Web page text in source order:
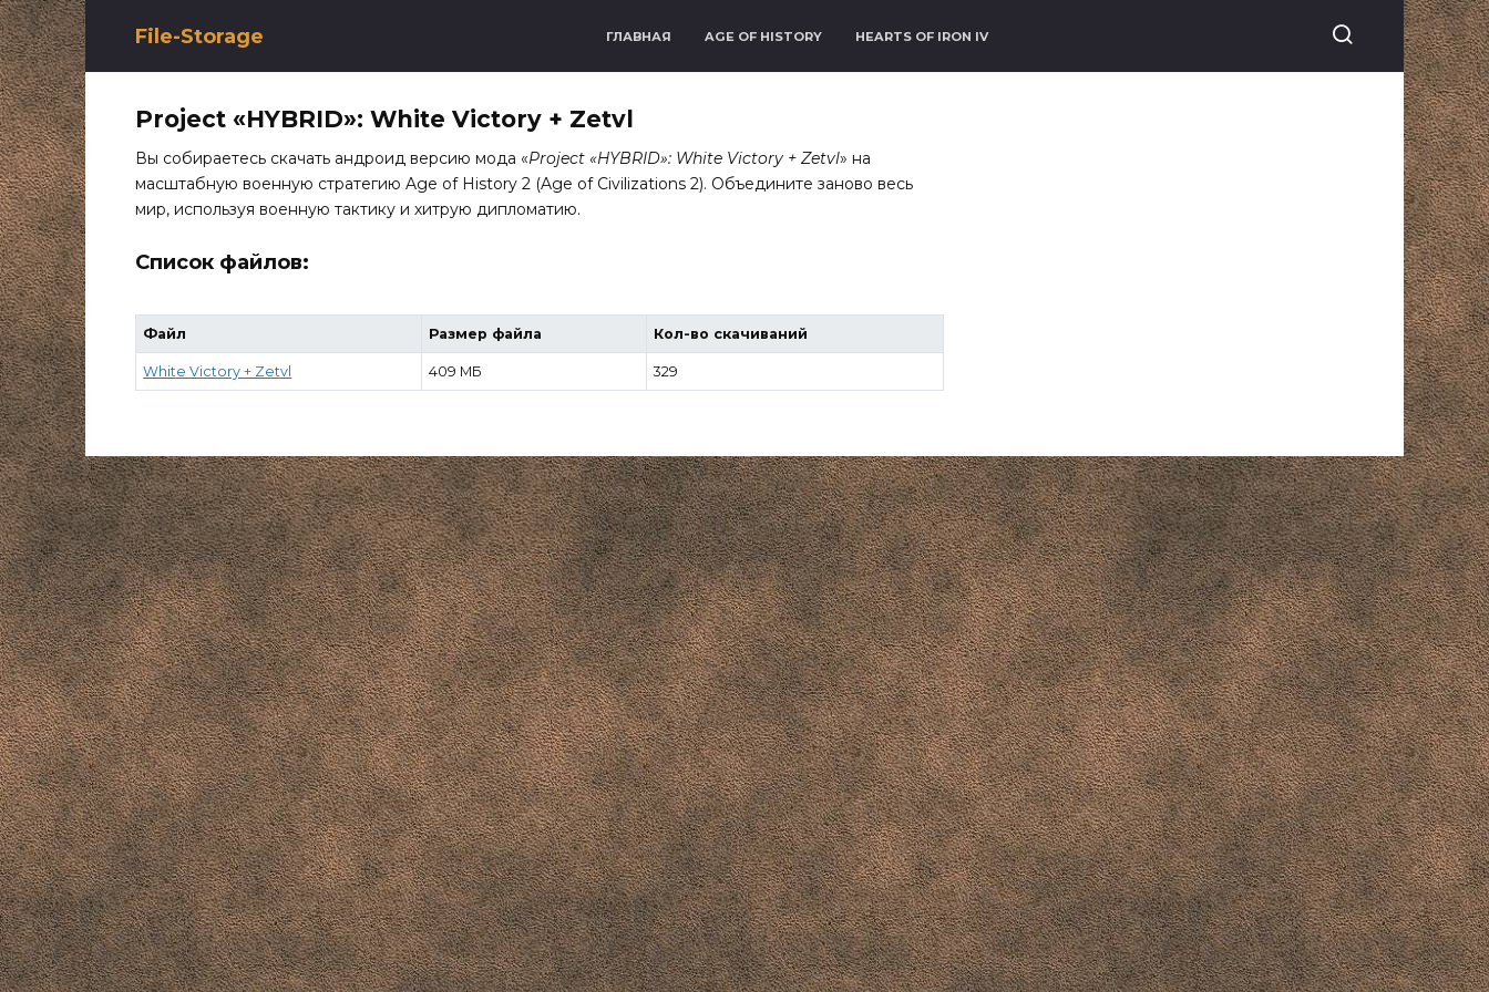
Перейти
к
содержанию
File-Storage ГЛАВНАЯ AGE OF HISTORY HEARTS OF IRON IV
Project «HYBRID»: White Victory + Zetvl
Вы собираетесь скачать андроид версию мода «Project «HYBRID»: White Victory + Zetvl» на
масштабную военную стратегию Age of History 2 (Age of Civilizations 2). Объедините заново весь
мир, используя военную тактику и хитрую дипломатию.
Список файлов:
Файл Размер файла Кол-во скачиваний
White Victory + Zetvl 409 МБ 329